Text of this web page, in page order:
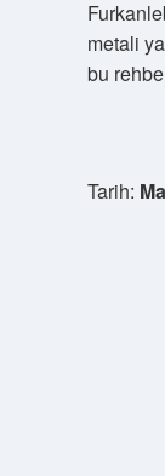
metali
bu
Tarih: